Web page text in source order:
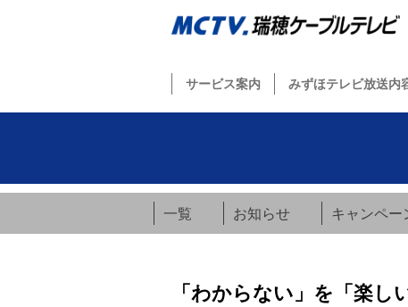
サービス案内 みずほテレビ放送内
一覧 お知らせ キャンペー
「わからない」を「楽